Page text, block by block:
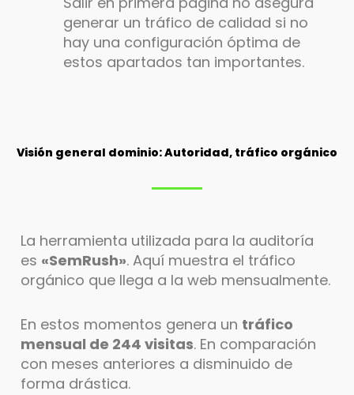
generar un tráfico de calidad si no
hay una configuración óptima de
estos apartados tan importantes.
Visión general dominio: Autoridad, tráfico orgánico
La herramienta utilizada para la auditoría
es «SemRush». Aquí muestra el tráfico
orgánico que llega a la web mensualmente.
En estos momentos genera un tráfico
mensual de 244 visitas. En comparación
con meses anteriores a disminuido de
forma drástica.